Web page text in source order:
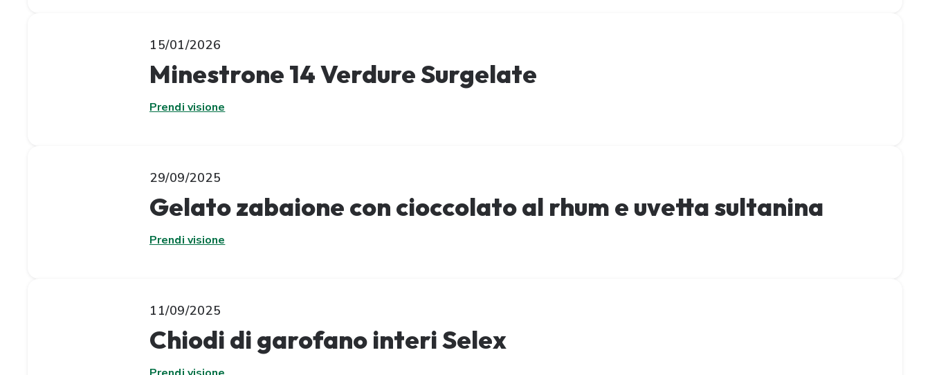
15/01/2026
Minestrone 14 Verdure Surgelate
Prendi visione
29/09/2025
Gelato zabaione con cioccolato al rhum e uvetta sultanina
Prendi visione
11/09/2025
Chiodi di garofano interi Selex